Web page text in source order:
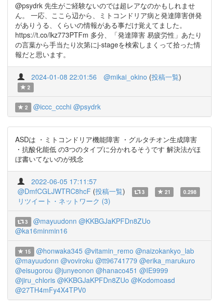
@psydrk 先生がご経験ないのでは超レアなのかもしれませ
ん。 一応、ここら辺から、ミトコンドリア病と発達障害併発
がありうる、くらいの情報がある事だけ覚えてました。
https://t.co/lkz773PTFm 多分、「発達障害 易疲労性」あたり
の言葉から手当たり次第にj-stageを検索しまくって拾った情
報だと思います。
2024-01-08 22:01:56 @mikai_okino (投稿一覧)
2
2 @iccc_ccchi @psydrk
ASDは ・ミトコンドリア機能障害 ・グルタチオン生成障害
・抗酸化能低 の3つのタイプに分かれるそうです 解決法がほ
ぼ書いてないのが残念
2022-06-05 17:11:57
@DmfCGLJWTRC8hcF (投稿一覧) 3 21 0.298
リツイート・ネットワーク (3)
3 @mayuudonn @KKBGJaKPFDn8ZUo
@ka16minmin16
15 @honwaka345 @vitamin_remo @naizokankyo_lab
@mayuudonn @voviroku @tt96741779 @erika_marukuro
@eisugorou @junyeonon @hanaco451 @IE9999
@jiru_chloris @KKBGJaKPFDn8ZUo @Kodomoasd
@27TH4mFy4X4TPV0